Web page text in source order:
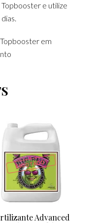
e utilize
em
ESGOTADO!
Advanced